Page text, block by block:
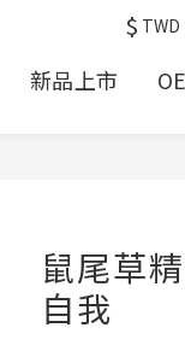
$ TWD
新品上市
鼠尾草
自我